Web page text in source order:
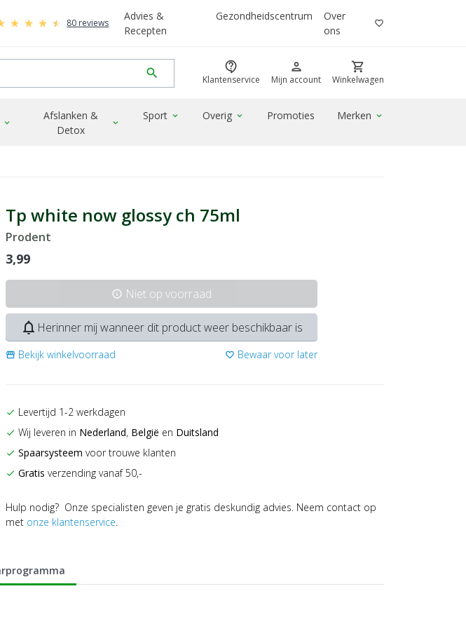
80 reviews
Advies &
Recepten
Gezondheidscentrum
Over
ons
favorite_border
search contact_support
Klantenservice
person
Mijn account
shopping_cart
Winkelwagen
expand_more
Afslanken &
Detox
expand_more
Sport expand_more Overig expand_more Promoties Merken expand_more
Tp white now glossy ch 75ml
Prodent
3,99
info Niet op voorraad
notifications_none Herinner mij wanneer dit product weer beschikbaar is
storefront Bekijk winkelvoorraad favorite_border Bewaar voor later
check Levertijd 1-2 werkdagen
check Wij leveren in Nederland, België en Duitsland
check Spaarsysteem voor trouwe klanten
check Gratis verzending vanaf 50,-
Hulp nodig? Onze specialisten geven je gratis deskundig advies. Neem contact op
met onze klantenservice.